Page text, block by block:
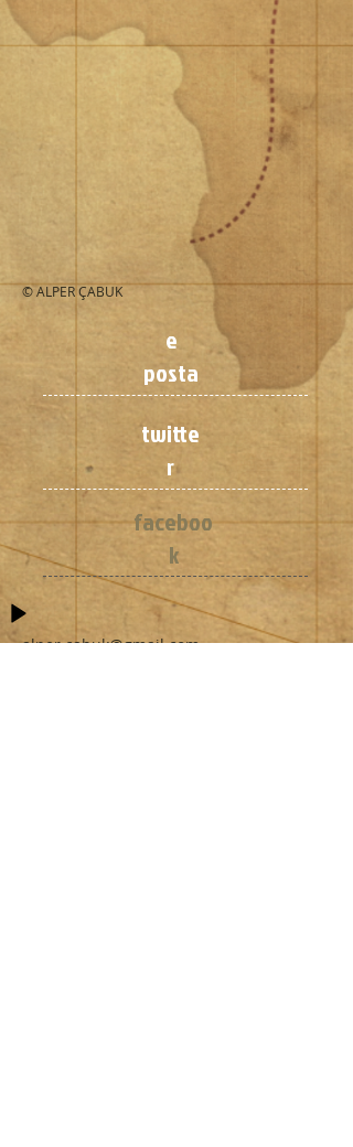
© ALPER ÇABUK
e
posta
faceboo
k
twitte
r
alper.cabuk@gmail.com